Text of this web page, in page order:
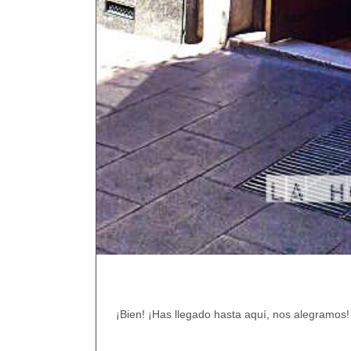
¡Bien! ¡Has llegado hasta aquí, nos